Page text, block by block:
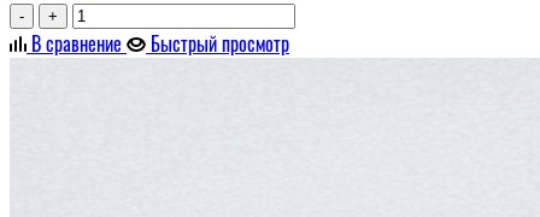
- +
В сравнение Быстрый просмотр